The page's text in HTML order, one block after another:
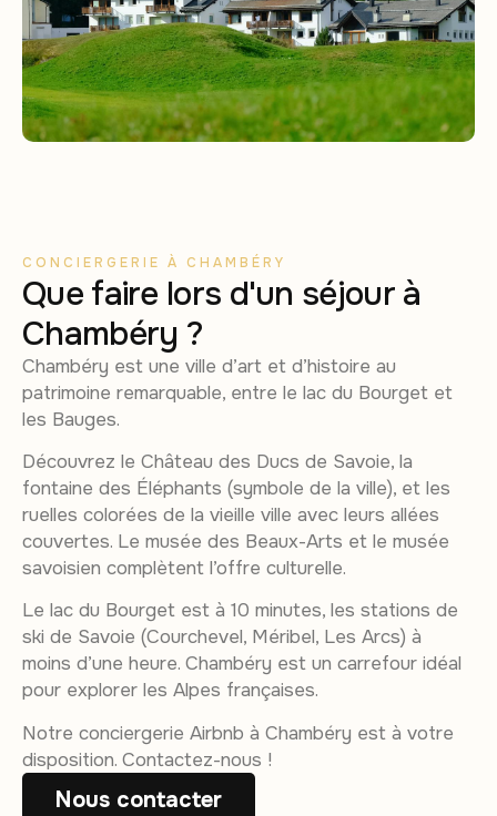
CONCIERGERIE À CHAMBÉRY
Que faire lors d'un séjour à
Chambéry ?
Chambéry est une ville d’art et d’histoire au
patrimoine remarquable, entre le lac du Bourget et
les Bauges.
Découvrez le Château des Ducs de Savoie, la
fontaine des Éléphants (symbole de la ville), et les
ruelles colorées de la vieille ville avec leurs allées
couvertes. Le musée des Beaux-Arts et le musée
savoisien complètent l’offre culturelle.
Le lac du Bourget est à 10 minutes, les stations de
ski de Savoie (Courchevel, Méribel, Les Arcs) à
moins d’une heure. Chambéry est un carrefour idéal
pour explorer les Alpes françaises.
Notre conciergerie Airbnb à Chambéry est à votre
disposition. Contactez-nous !
Nous contacter